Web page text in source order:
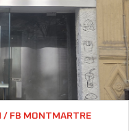
/ FB MONTMARTRE